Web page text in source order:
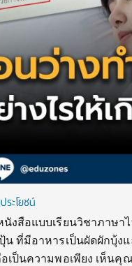
ระโยชน์
งสือแบบเรียนวิชาภาษา
น ที่มีอาหารเป็นผัดผักบุ้ง
เป็นความพอเพียง เห็น